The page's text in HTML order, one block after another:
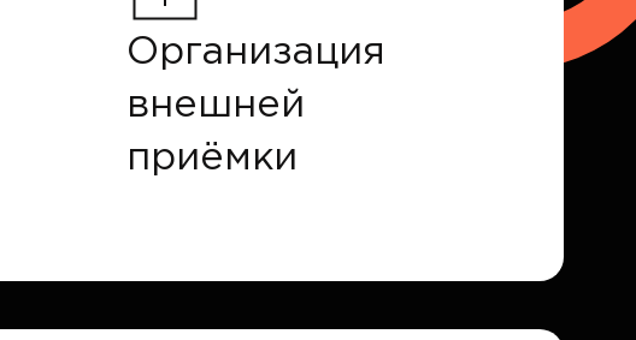
Организация
внешней
приёмки